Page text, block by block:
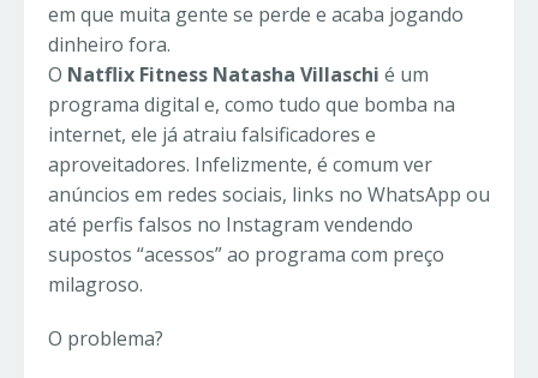
em que muita gente se perde e acaba jogando
dinheiro fora.
O Natflix Fitness Natasha Villaschi é um
programa digital e, como tudo que bomba na
internet, ele já atraiu falsificadores e
aproveitadores. Infelizmente, é comum ver
anúncios em redes sociais, links no WhatsApp ou
até perfis falsos no Instagram vendendo
supostos “acessos” ao programa com preço
milagroso.
O problema?